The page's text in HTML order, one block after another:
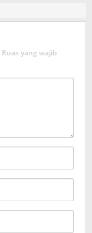
Ruas yang wajib